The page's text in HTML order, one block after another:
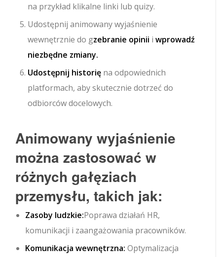
na przykład klikalne linki lub quizy.
Udostępnij animowany wyjaśnienie
wewnętrznie do gzebranie opinii i wprowadź
niezbędne zmiany.
Udostępnij historię na odpowiednich
platformach, aby skutecznie dotrzeć do
odbiorców docelowych.
Animowany wyjaśnienie
można zastosować w
różnych gałęziach
przemysłu, takich jak:
Zasoby ludzkie:Poprawa działań HR,
komunikacji i zaangażowania pracowników.
Komunikacja wewnętrzna: Optymalizacja